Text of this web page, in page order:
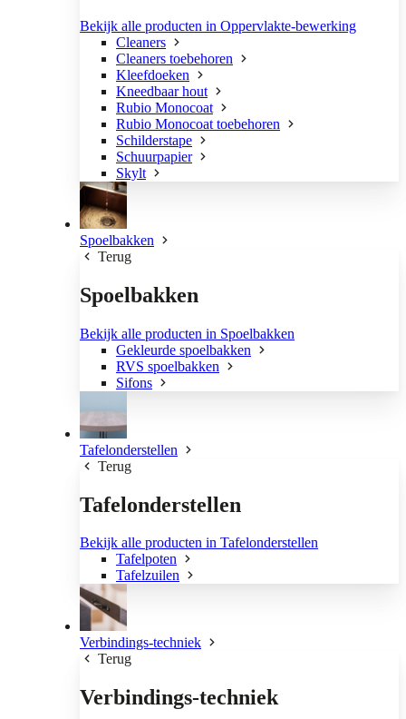
Bekijk alle producten in Oppervlakte-bewerking
Cleaners
Cleaners toebehoren
Kleefdoeken
Kneedbaar hout
Rubio Monocoat
Rubio Monocoat toebehoren
Schilderstape
Schuurpapier
Skylt
Spoelbakken
Terug
Spoelbakken
Bekijk alle producten in Spoelbakken
Gekleurde spoelbakken
RVS spoelbakken
Sifons
Tafelonderstellen
Terug
Tafelonderstellen
Bekijk alle producten in Tafelonderstellen
Tafelpoten
Tafelzuilen
Verbindings-techniek
Terug
Verbindings-techniek